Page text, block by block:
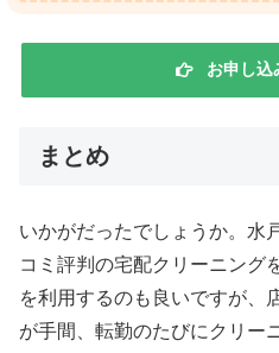
お申し込
まとめ
いかがだったでしょうか。水
コミ評判の宅配クリーニング
を利用するのも良いですが、
が手間、転勤のたびにクリー